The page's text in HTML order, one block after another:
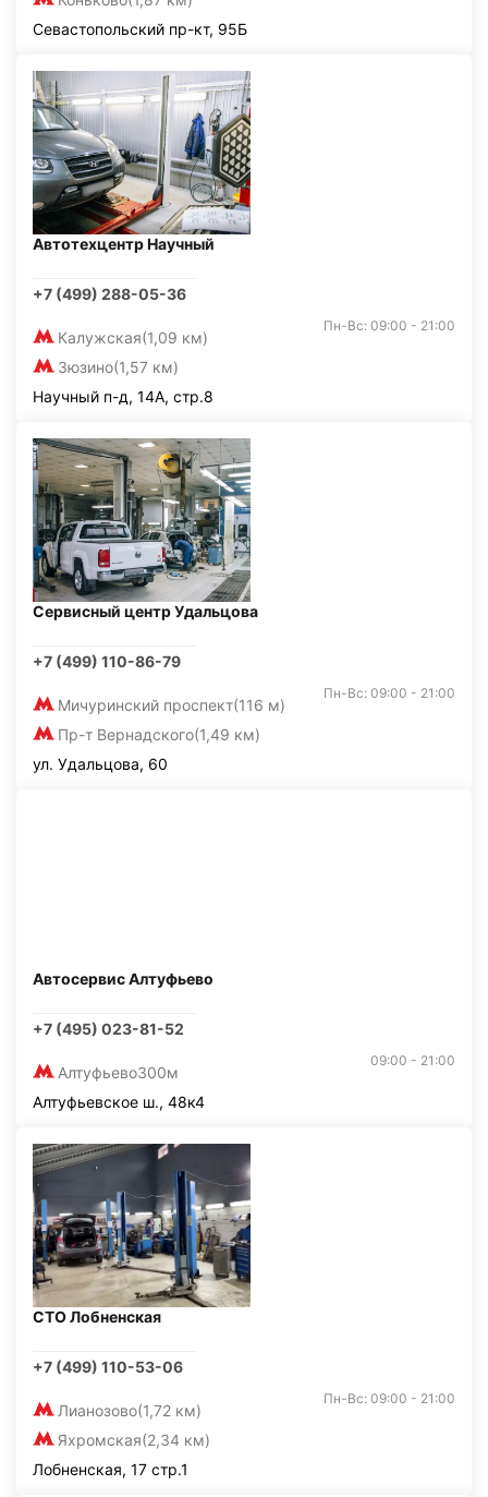
Севастопольский пр-кт, 95Б
Автотехцентр Научный
+7 (499) 288-05-36
Калужская(1,09 км)
Зюзино(1,57 км)
Пн-Вс: 09:00 - 21:00
Научный п-д, 14А, стр.8
Сервисный центр Удальцова
+7 (499) 110-86-79
Мичуринский проспект(116 м)
Пр-т Вернадского(1,49 км)
Пн-Вс: 09:00 - 21:00
ул. Удальцова, 60
Автосервис Алтуфьево
+7 (495) 023-81-52
Алтуфьево300м
09:00 - 21:00
Алтуфьевское ш., 48к4
СТО Лобненская
+7 (499) 110-53-06
Лианозово(1,72 км)
Яхромская(2,34 км)
Пн-Вс: 09:00 - 21:00
Лобненская, 17 стр.1